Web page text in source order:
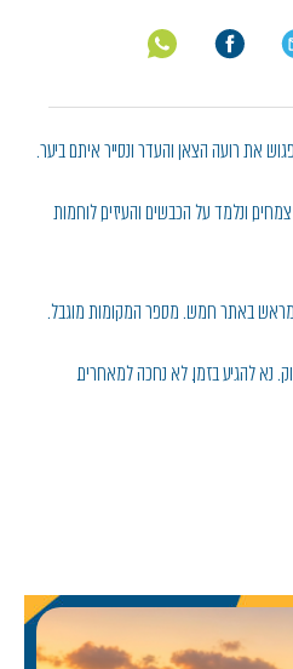
את רועה הצאן והעדר ונסייר איתם ביער.
ונלמד על הכבשים והעיזים, לוחמות
באתר חמש. מספר המקומות מוגבל.